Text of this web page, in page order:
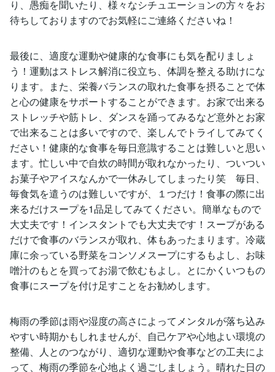
り、愚痴を聞いたり、様々なシチュエーションの方々をお
待ちしておりますのでお気軽にご連絡くださいね！
最後に、適度な運動や健康的な食事にも気を配りましょ
う！運動はストレス解消に役立ち、体調を整える助けにな
ります。また、栄養バランスの取れた食事を摂ることで体
と心の健康をサポートすることができます。お家で出来る
ストレッチや筋トレ、ダンスを踊ってみるなど意外とお家
で出来ることは多いですので、楽しんでトライしてみてく
ださい！健康的な食事を毎日意識することは難しいと思い
ます。忙しい中で自炊の時間が取れなかったり、ついつい
お菓子やアイスなんかで一休みしてしまったり笑 毎日、
毎食気を遣うのは難しいですが、１つだけ！食事の際に出
来るだけスープを1品足してみてください。簡単なもので
大丈夫です！インスタントでも大丈夫です！スープがある
だけで食事のバランスが取れ、体もあったまります。冷蔵
庫に余っている野菜をコンソメスープにするもよし、お味
噌汁のもとを買ってお湯で飲むもよし。とにかくいつもの
食事にスープを付け足すことをお勧めします。
梅雨の季節は雨や湿度の高さによってメンタルが落ち込み
やすい時期かもしれませんが、自己ケアや心地よい環境の
整備、人とのつながり、適切な運動や食事などの工夫によ
って、梅雨の季節を心地よく過ごしましょう。晴れた日の